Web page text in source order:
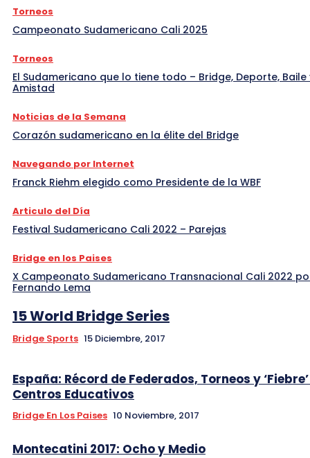
Torneos
Campeonato Sudamericano Cali 2025
Torneos
El Sudamericano que lo tiene todo – Bridge, Deporte, Baile
Amistad
Noticias de la Semana
Corazón sudamericano en la élite del Bridge
Navegando por Internet
Franck Riehm elegido como Presidente de la WBF
Articulo del Día
Festival Sudamericano Cali 2022 – Parejas
Bridge en los Paises
X Campeonato Sudamericano Transnacional Cali 2022
Fernando Lema
15 World Bridge Series
Bridge Sports 15 Diciembre, 2017
España: Récord de Federados, Torneos y
Centros Educativos
Bridge En Los Paises 10 Noviembre, 2017
Montecatini 2017: Ocho y Medio